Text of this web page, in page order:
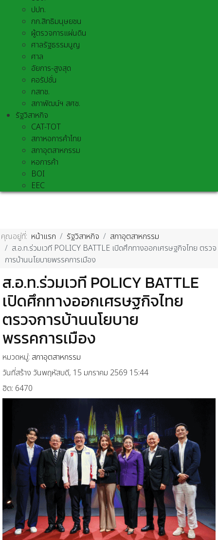
ปปท.
กก.สิทธิมนุษยชน
ผู้ตรวจการแผ่นดิน
ศาลรัฐธรรมนูญ
ศาล
อัยการ-สูงสุด
คอรัปชั่น
กสทช.
สภาพัฒน์ฯ สศช.
รัฐวิสาหกิจ
CAT-TOT
สภาหอการค้าไทย
สภาอุตสาหกรรม
หอการค้า
BOI
EEC
คุณอยู่ที่: หน้าแรก รัฐวิสาหกิจ
สภาอุตสาหกรรม
ส.อ.ท.ร่วมเวที POLICY BATTLE เปิดศึกทางออกเศรษฐกิจไทย ตรวจ
การบ้านนโยบายพรรคการเมือง
ส.อ.ท.ร่วมเวที POLICY BATTLE
เปิดศึกทางออกเศรษฐกิจไทย
ตรวจการบ้านนโยบาย
พรรคการเมือง
หมวดหมู่: สภาอุตสาหกรรม
วันที่สร้าง วันพฤหัสบดี, 15 มกราคม 2569 15:44
ฮิต: 6470